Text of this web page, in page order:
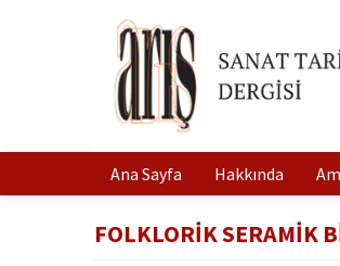
Ana Sayfa Hakkında
FOLKLORİK SERAMİK